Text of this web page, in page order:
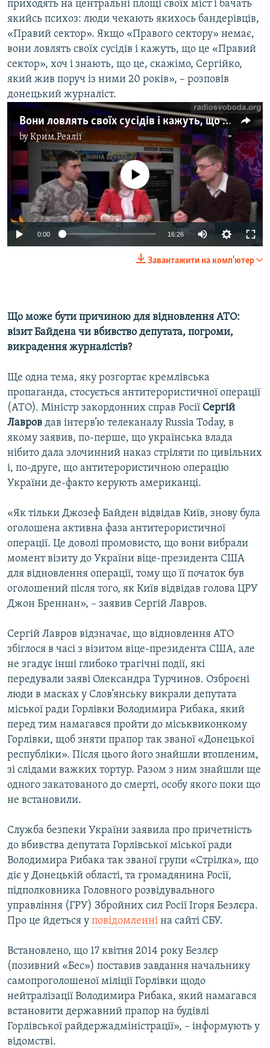
приходять на центральні площі своїх міст і бачать
якийсь психоз: люди чекають якихось бандерівців,
«Правий сектор». Якщо «Правого сектору» немає,
вони ловлять своїх сусідів і кажуть, що це «Правий
сектор», хоч і знають, що це, скажімо, Сергійко,
який жив поруч із ними 20 років», – розповів
донецький журналіст.
Вони ловлять своїх сусідів і кажуть, що це «Правий сектор» – журналіст
byКрим.Реалії
No media source currently available
0:00 16:26
Завантажити на комп'ютер
Що може бути причиною для відновлення АТО:
візит Байдена чи вбивство депутата, погроми,
викрадення журналістів?
Ще одна тема, яку розгортає кремлівська
пропаганда, стосується антитерористичної операції
(АТО). Міністр закордонних справ Росії Сергій
Лавров дав інтерв’ю телеканалу Russia Today, в
якому заявив, по-перше, що українська влада
нібито дала злочинний наказ стріляти по цивільних
і, по-друге, що антитерористичною операцію
України де-факто керують американці.
«Як тільки Джозеф Байден відвідав Київ, знову була
оголошена активна фаза антитерористичної
операції. Це доволі промовисто, що вони вибрали
момент візиту до України віце-президента США
для відновлення операції, тому що її початок був
оголошений після того, як Київ відвідав голова ЦРУ
Джон Бреннан», – заявив Сергій Лавров.
Сергій Лавров відзначає, що відновлення АТО
збіглося в часі з візитом віце-президента США, але
не згадує інші глибоко трагічні події, які
передували заяві Олександра Турчинов. Озброєні
люди в масках у Слов’янську викрали депутата
міської ради Горлівки Володимира Рибака, який
перед тим намагався пройти до міськвиконкому
Горлівки, щоб зняти прапор так званої «Донецької
республіки». Після цього його знайшли втопленим,
зі слідами важких тортур. Разом з ним знайшли ще
одного закатованого до смерті, особу якого поки що
не встановили.
Служба безпеки України заявила про причетність
до вбивства депутата Горлівської міської ради
Володимира Рибака так званої групи «Стрілка», що
діє у Донецькій області, та громадянина Росії,
підполковника Головного розвідувального
управління (ГРУ) Збройних сил Росії Ігоря Безлєра.
Про це йдеться у повідомленні на сайті СБУ.
Встановлено, що 17 квітня 2014 року Безлєр
(позивний «Бес») поставив завдання начальнику
самопроголошеної міліції Горлівки щодо
нейтралізації Володимира Рибака, який намагався
встановити державний прапор на будівлі
Горлівської райдержадміністрації», – інформують у
відомстві.